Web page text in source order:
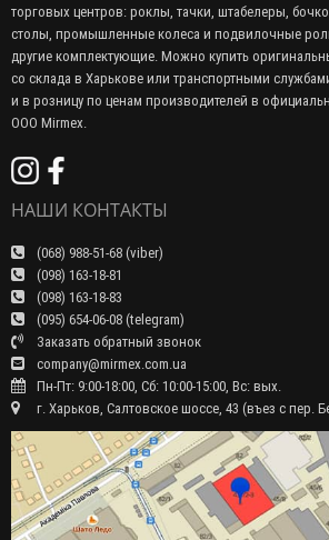
торговых центров: роклы, тачки, штабелеры,
столы, промышленные колеса и подвилочные
другие комплектующие. Можно купить
со склада в Харькове или транспортными
и в розницу по ценам производителей в
ООО Mirmex.
НАШИ КОНТАКТЫ
(068) 988-51-68 (viber)
(098) 163-18-81
(098) 163-18-83
(095) 654-06-08 (telegram)
Заказать обратный звонок
company@mirmex.com.ua
Пн-Пт: 9:00-18:00, Сб: 10:00-15:00, Вс: вых.
г. Харьков, Салтовское шоссе, 43 (въез с пер.